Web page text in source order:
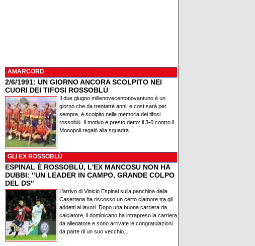
AMARCORD
2/6/1991: UN GIORNO ANCORA SCOLPITO NEI
CUORI DEI TIFOSI ROSSOBLÙ
Il due giugno millenovecentonovantuno è un
giorno che da trentatré anni, e così sarà per
sempre, è scolpito nella memoria dei tifosi
rossoblù. Il motivo è presto detto: il 3-0 contro il
Monopoli regalò alla squadra...
GLI EX ROSSOBLÙ
ESPINAL È ROSSOBLÙ, L'EX MANCOSU NON HA
DUBBI: "UN LEADER IN CAMPO, GRANDE COLPO
DEL DS"
L’arrivo di Vinicio Espinal sulla panchina della
Casertana ha riscosso un certo clamore tra gli
addetti ai lavori. Dopo una buona carriera da
calciatore, il dominicano ha intrapreso la carriera
da allenatore e sono arrivate le congratulazioni
da parte di un suo vecchio...